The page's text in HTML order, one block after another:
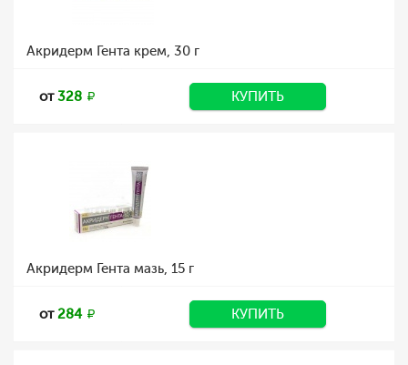
Акридерм Гента крем, 30 г
от328 КУПИТЬ
Акридерм Гента мазь, 15 г
от284 КУПИТЬ